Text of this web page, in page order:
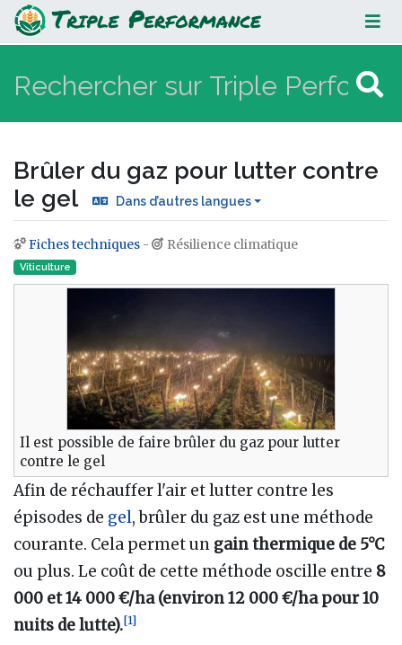
Brûler du gaz pour lutter contre le
gel
Brûler du gaz pour lutter contre
le gel
Dans d’autres langues
Aller à :navigation,rechercher
Fiches techniques - Résilience climatique
Viticulture
Il est possible de faire brûler du gaz pour lutter
contre le gel
Afin de réchauffer l'air et lutter contre les
épisodes de gel, brûler du gaz est une méthode
courante. Cela permet un gain thermique de 5°C
ou plus. Le coût de cette méthode oscille entre 8
000 et 14 000 €/ha (environ 12 000 €/ha pour 10
nuits de lutte).[1]